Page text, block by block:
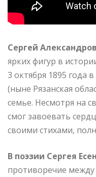
Сергей
ярких фигур в
3 октября 1895 года
(ныне Рязанская
семье. Несмотря на
смог завоевать
своими стихами,
В поэзии Сергея
противоречие между